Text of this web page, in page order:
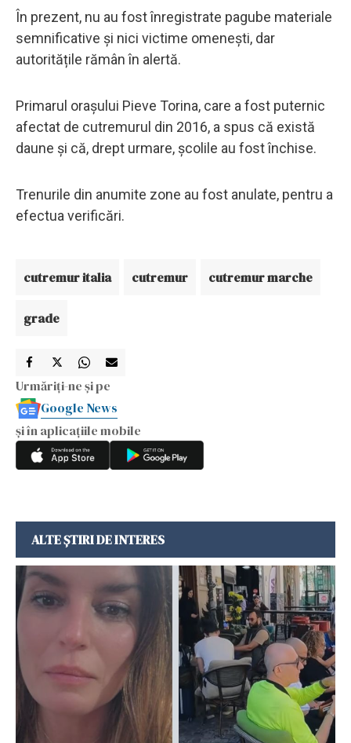
În prezent, nu au fost înregistrate pagube materiale
semnificative și nici victime omenești, dar
autoritățile rămân în alertă.
Primarul orașului Pieve Torina, care a fost puternic
afectat de cutremurul din 2016, a spus că există
daune și că, drept urmare, școlile au fost închise.
Trenurile din anumite zone au fost anulate, pentru a
efectua verificări.
cutremur italia cutremur cutremur marche
grade
Urmăriți-ne și pe
Google News
și în aplicațiile mobile
ALTE ȘTIRI DE INTERES